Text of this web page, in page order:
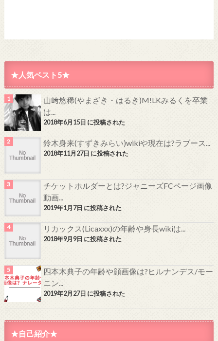
★人気ベスト5★
山﨑悠稀(やまざき・はるき)M!LKみるくを卒業
は...
2018年6月15日 に投稿された
鈴木身来(すずきみらい)wikiや現在は?ラブース...
2018年11月27日 に投稿された
チケットホルダーとは?ジャニーズFCページ画像
動画...
2019年1月7日 に投稿された
リカックス(Licaxxx)の年齢や身長wikiは...
2018年9月9日 に投稿された
四本木典子の年齢や顔画像は?ヒルナンデス/モー
ニン...
2019年2月27日 に投稿された
★自己紹介★